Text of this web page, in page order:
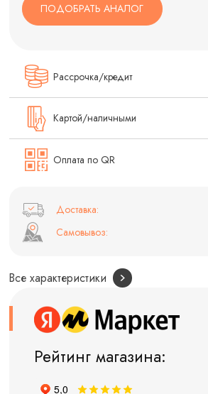
ПОДОБРАТЬ АНАЛОГ
Рассрочка/кредит
Картой/наличными
Оплата по QR
Доставка:
Самовывоз:
Все характеристики
Рейтинг магазина: